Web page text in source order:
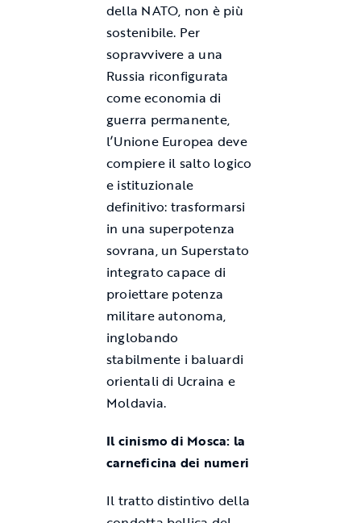
della NATO, non è più
sostenibile. Per
sopravvivere a una
Russia riconfigurata
come economia di
guerra permanente,
l’Unione Europea deve
compiere il salto logico
e istituzionale
definitivo: trasformarsi
in una superpotenza
sovrana, un Superstato
integrato capace di
proiettare potenza
militare autonoma,
inglobando
stabilmente i baluardi
orientali di Ucraina e
Moldavia.
Il cinismo di Mosca: la
carneficina dei numeri
Il tratto distintivo della